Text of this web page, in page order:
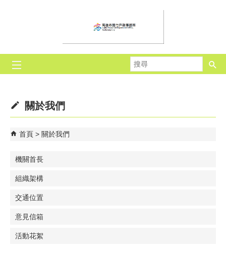
尋
關於我們
首頁 關於我們
機關首長
組織架構
交通位置
意見信箱
活動花絮